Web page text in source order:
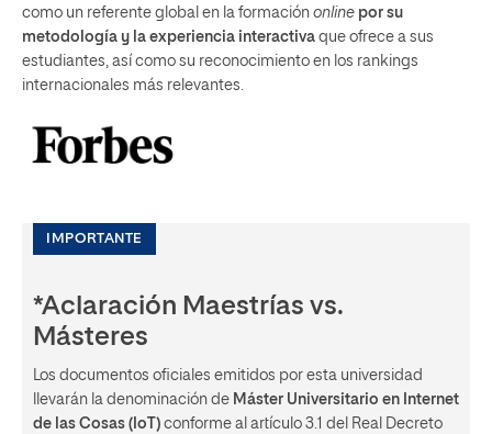
como un referente global en la formación online por su
metodología y la experiencia interactiva que ofrece a sus
estudiantes, así como su reconocimiento en los rankings
internacionales más relevantes.
IMPORTANTE
*Aclaración Maestrías vs.
Másteres
Los documentos oficiales emitidos por esta universidad
llevarán la denominación de Máster Universitario en Internet
de las Cosas (IoT) conforme al artículo 3.1 del Real Decreto